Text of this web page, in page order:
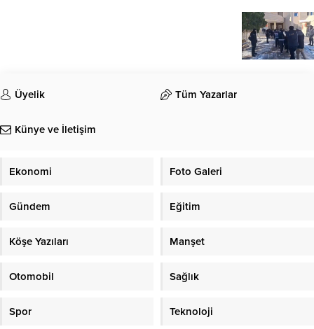
Üyelik Tüm Yazarlar
Künye ve İletişim
Ekonomi Foto Galeri
Gündem Eğitim
Köşe Yazıları Manşet
Otomobil Sağlık
Spor Teknoloji